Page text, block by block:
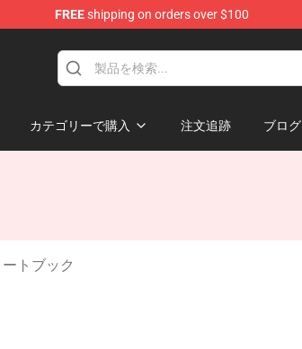
FREEshipping on orders over $100
カテゴリーで購入 注文追跡 ブログ
トブック